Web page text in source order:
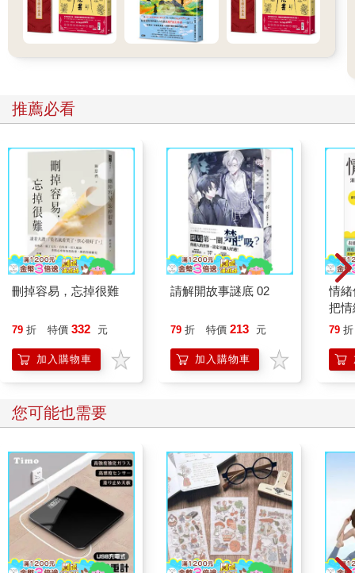
心中祈禱，讓祂們早日安心的前往更美好的靈界。
◆第二章 我們人類也有靈嗎？
前面一直提到靈，靈到底是什麼？死後才會有靈嗎？有靈才能去
情，但是心情沒有形體，所以人們看不見心情。我們是以心情表
明靈的存在是最適合的。
當某人臉上的肌肉緊繃、眉頭深鎖，我們可以明確知道對方在生
氣；當我們看到對方眼睛笑如彎月，嘴角露齒上揚，就會明白對
方是開心愉悅的，我們看不見對方的心情，但是卻能確切明白對
方的情緒。這些肌肉的變化其實就是靈魂在控制著我們的肉身，
而擁有肉體的我們只是住在肉身裡的靈。
我們看不見靈，但是靈存在於人類肉體中，透過支配肉體來表現
出每個靈的特色與思想。靈和肉體的關係也好像地底下的種子和
樹木一樣，我們看不見土裡的種子，但是因為看見了長出的大樹
而了解到種子是確實存在並形成了大樹。所以生命的原理就是天
理。
◎過世親友，以靈的形式存在
我們看不見過世親人的靈，但是知道天堂靈界與人世間是緊密相
少痛失親友摯愛的人吧？
那麼我們擁有肉身的靈，和過世之後的靈有什麼不同呢？
活在依賴物質形體世界的我們，不只利用肉身，也利用肉身所產
生的聲音、動作來做彼此的溝通與理解。但是，畢竟是透過物質
面的間接溝通，常常會有誤解與不理智的情形，因而造成許多遺
憾。
靈不一樣，靈是用意念直接溝通的，雖然靈也有語言也有文字，
但是當靈想起某位靈，只要在腦海裡想著祂，那位靈的面容就會
立刻出現在面前。雖然看起來是表象的幻影，但是這樣用意念呼
喚別的靈，然後與他用意念做溝通，是靈界常用的方式。彼此之
推薦必看
刪掉容易，忘掉很難
79 折 特價 332 元
加入購物車
請解開故事謎底 02
79 折 特價 213 元
加入購物車
情
把
誰
79 折
您可能也需要